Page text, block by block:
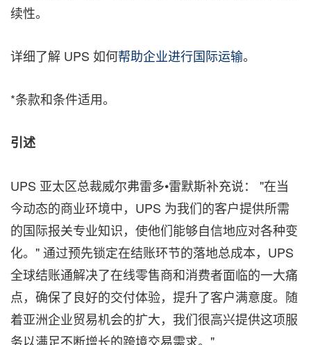
续性。
详细了解 UPS 如何帮助企业进行国际运输。
*条款和条件适用。
引述
UPS 亚太区总裁威尔弗雷多•雷默斯补充说： "在当
今动态的商业环境中，UPS 为我们的客户提供所需
的国际报关专业知识，使他们能够自信地应对各种变
化。" 通过预先锁定在结账环节的落地总成本，UPS
全球结账通解决了在线零售商和消费者面临的一大痛
点，确保了良好的交付体验，提升了客户满意度。随
着亚洲企业贸易机会的扩大，我们很高兴提供这项服
务以满足不断增长的跨境交易需求。"